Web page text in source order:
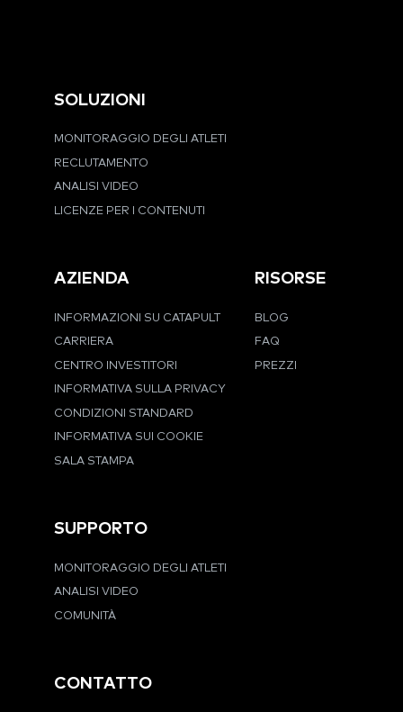
SOLUZIONI
MONITORAGGIO DEGLI ATLETI
RECLUTAMENTO
ANALISI VIDEO
LICENZE PER I CONTENUTI
AZIENDA
INFORMAZIONI SU CATAPULT
CARRIERA
CENTRO INVESTITORI
INFORMATIVA SULLA PRIVACY
CONDIZIONI STANDARD
INFORMATIVA SUI COOKIE
SALA STAMPA
RISORSE
BLOG
FAQ
PREZZI
SUPPORTO
MONITORAGGIO DEGLI ATLETI
ANALISI VIDEO
COMUNITÀ
CONTATTO